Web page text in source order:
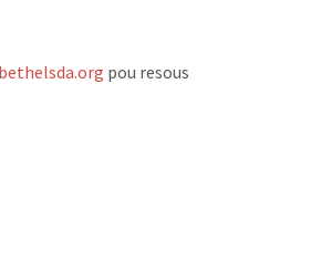
pou resous